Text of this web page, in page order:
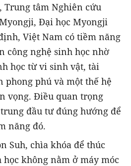
Trung tâm Nghiên cứu
Đại học Myongji
Việt Nam có tiềm năng
công nghệ sinh học nhờ
học từ vi sinh vật, tài
phú và một thế hệ
vọng. Điều quan trọng
đầu tư đúng hướng để
năng đó.
Suh, chìa khóa để thúc
học không nằm ở máy móc